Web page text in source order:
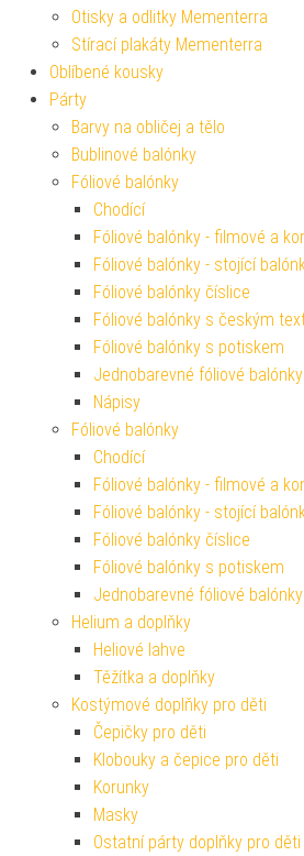
Otisky a odlitky Mementerra
Stírací plakáty Mementerra
Oblíbené kousky
Párty
Barvy na obličej a tělo
Bublinové balónky
Fóliové balónky
Chodící
Fóliové balónky - filmové a
Fóliové balónky - stojící
Fóliové balónky číslice
Fóliové balónky s českým
Fóliové balónky s potiskem
Jednobarevné fóliové balónky
Nápisy
Fóliové balónky
Chodící
Fóliové balónky - filmové a
Fóliové balónky - stojící
Fóliové balónky číslice
Fóliové balónky s potiskem
Jednobarevné fóliové balónky
Helium a doplňky
Heliové lahve
Těžítka a doplňky
Kostýmové doplňky pro děti
Čepičky pro děti
Klobouky a čepice pro děti
Korunky
Masky
Ostatní párty doplňky pro děti